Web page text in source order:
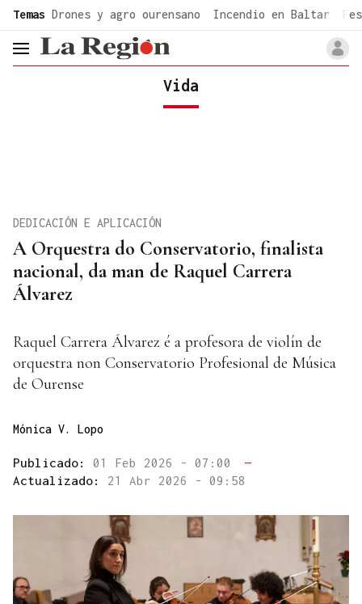
Temas Drones y agro ourensano Incendio en Baltar
header.menu.open
Vida
A Orquestra do Conservatorio, finalista
nacional, da man de Raquel Carrera
Álvarez
DEDICACIÓN E APLICACIÓN
Raquel Carrera Álvarez é a profesora de violín de
orquestra non Conservatorio Profesional de Música
de Ourense
Mónica V. Lopo
Publicado: 01 Feb 2026 - 07:00
—
Actualizado: 21 Abr 2026 - 09:58